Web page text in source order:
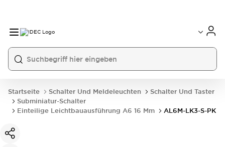
Startseite Schalter Und Meldeleuchten
Schalter Und Taster
Subminiatur-Schalter
Einteilige Leichtbauausführung A6 16 Mm
AL6M-LK3-S-PK